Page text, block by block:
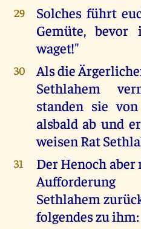
29
Solches führt
Gemüte,
waget!"
30
Als die
Sethlahem
standen sie
alsbald ab und
weisen Rat
31
Der Henoch
Sethlahem
folgendes zu ihm: